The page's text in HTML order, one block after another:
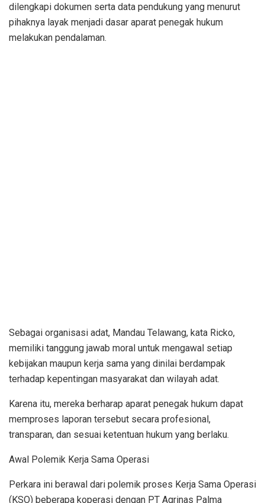
dilengkapi dokumen serta data pendukung yang menurut
pihaknya layak menjadi dasar aparat penegak hukum
melakukan pendalaman.
Sebagai organisasi adat, Mandau Telawang, kata Ricko,
memiliki tanggung jawab moral untuk mengawal setiap
kebijakan maupun kerja sama yang dinilai berdampak
terhadap kepentingan masyarakat dan wilayah adat.
Karena itu, mereka berharap aparat penegak hukum dapat
memproses laporan tersebut secara profesional,
transparan, dan sesuai ketentuan hukum yang berlaku.
Awal Polemik Kerja Sama Operasi
Perkara ini berawal dari polemik proses Kerja Sama Operasi
(KSO) beberapa koperasi dengan PT Agrinas Palma